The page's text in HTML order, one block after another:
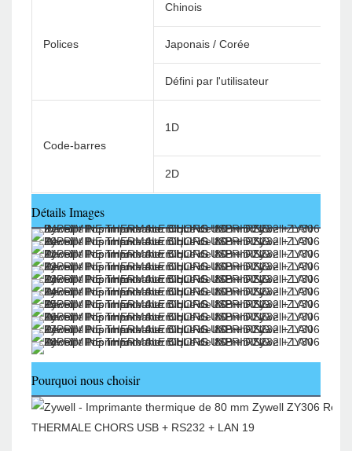
Polices
Chinois
Japonais / Corée
Défini par l'utilisateur
Code-barres
1D
2D
Détails Images
Pourquoi nous choisir